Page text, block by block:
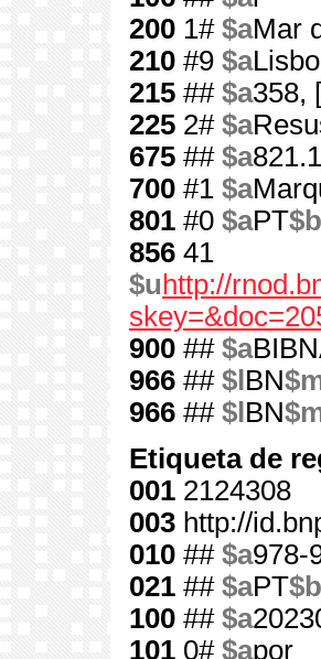
200 1# $aMar
210 #9 $a
215 ## $a358,
225 2# $a
675 ## $a
700 #1 $a
801 #0 $aPT$b
856 41
$u http://
900 ## $a
966 ## $l BN
966 ## $l BN
Etiqueta de
001 2124308
003 http://
010 ## $a978-
021 ## $aPT$b
100 ## $a
101 0# $apor